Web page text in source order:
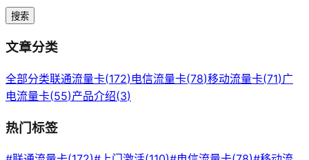
搜索
文章分类
全部分类联通流量卡(172) 电信流量卡(78)移动流量卡(71)广
电流量卡(55)产品介绍(3)
热门标签